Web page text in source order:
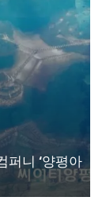
퍼니 ‘양평아